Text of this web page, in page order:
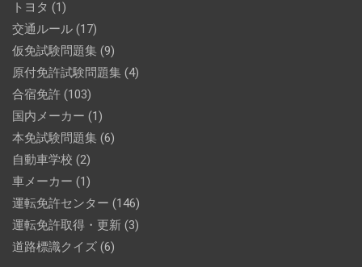
トヨタ (1)
交通ルール (17)
仮免試験問題集 (9)
原付免許試験問題集 (4)
合宿免許 (103)
国内メーカー (1)
本免試験問題集 (6)
自動車学校 (2)
車メーカー (1)
運転免許センター (146)
運転免許取得・更新 (3)
道路標識クイズ (6)